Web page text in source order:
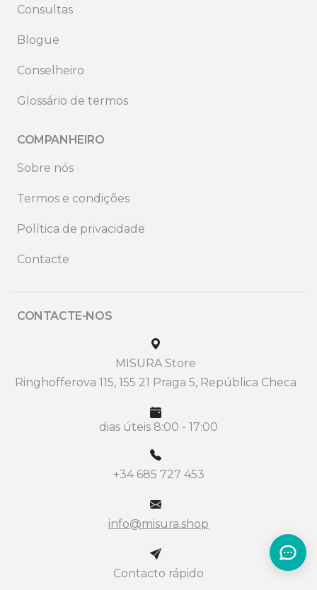
Consultas
Blogue
Conselheiro
Glossário de termos
COMPANHEIRO
Sobre nós
Termos e condições
Política de privacidade
Contacte
CONTACTE-NOS
MISURA Store
Ringhofferova 115, 155 21 Praga 5, República Checa
dias úteis 8:00 - 17:00
+34 685 727 453
info@misura.shop
Contacto rápido